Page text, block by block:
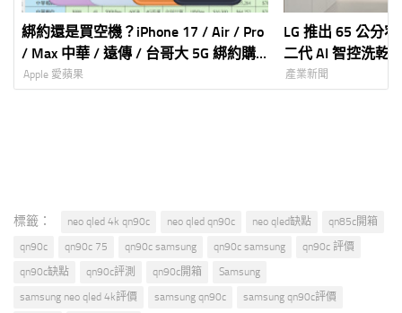
綁約還是買空機？iPhone 17 / Air / Pro
/ Max 中華 / 遠傳 / 台哥大 5G 綁約購
機資費全彙整 試算分析懶人包
Apple 愛蘋果
LG 推出 65 公分
二代 AI 智控洗乾
18 公斤大容量 全
產業新聞
標籤： neo qled 4k qn90c neo qled qn90c neo qled缺點
qn85c開箱
qn90c
qn90c 75 qn90c samsung qn90c samsung
qn90c 評價
qn90c缺點
qn90c評測 qn90c開箱
Samsung
samsung neo qled 4k評價
samsung qn90c
samsung qn90c評價